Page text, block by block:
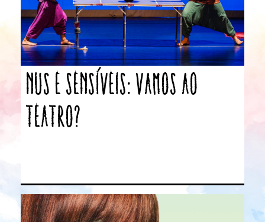
Nus e sensíveis: vamos ao
teatro?